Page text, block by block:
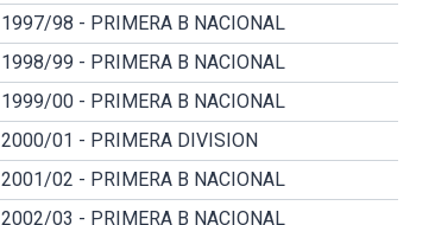
1997/98 - PRIMERA B NACIONAL
1998/99 - PRIMERA B NACIONAL
1999/00 - PRIMERA B NACIONAL
2000/01 - PRIMERA DIVISION
2001/02 - PRIMERA B NACIONAL
2002/03 - PRIMERA B NACIONAL